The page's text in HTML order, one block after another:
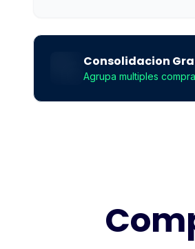
Descuentos por volumen
Calculadora en linea
Consolidacion
Agrupa multiples